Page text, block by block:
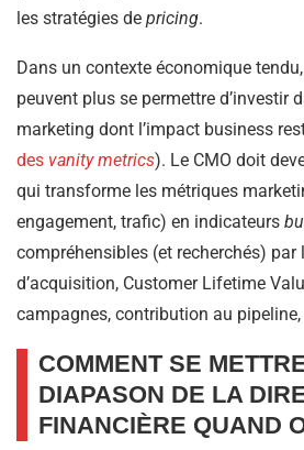
les stratégies de pricing.
Dans un contexte économique
peuvent plus se permettre d’investir
marketing dont l’impact business
des vanity metrics). Le CMO doit
qui transforme les métriques
engagement, trafic) en indicateurs
compréhensibles (et recherchés)
d’acquisition, Customer Lifetime
campagnes, contribution au pipeline,
COMMENT SE
DIAPASON DE LA
FINANCIÈRE QUAND